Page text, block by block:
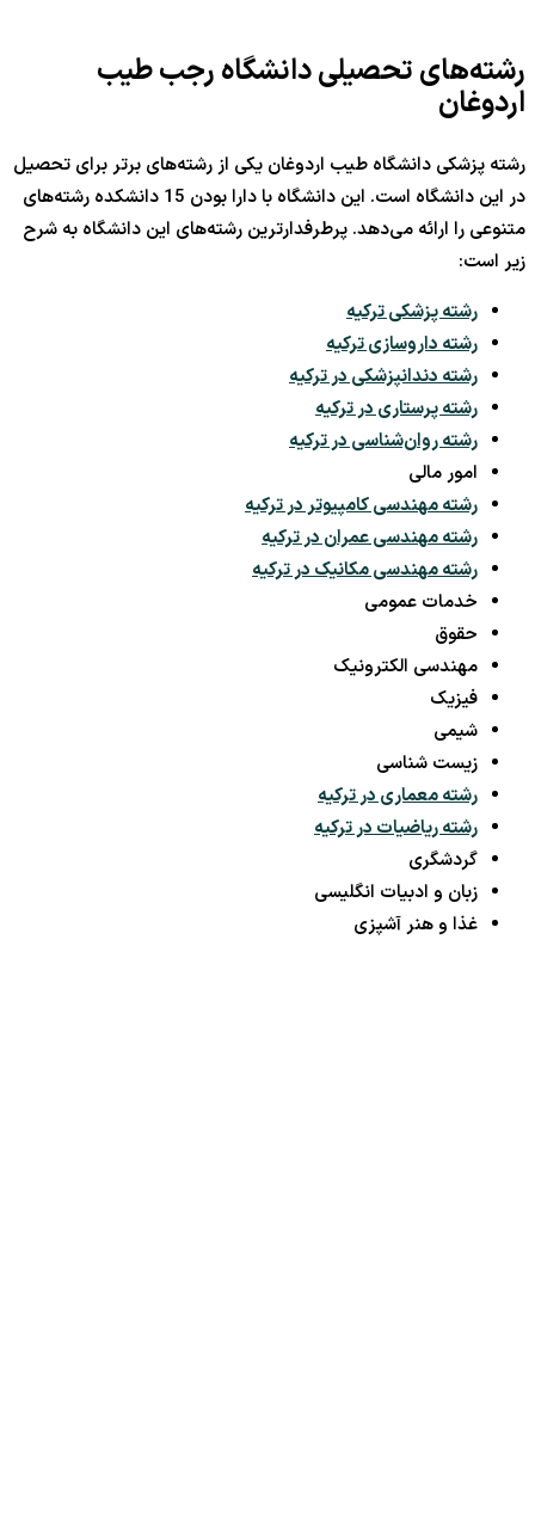
رشته‌های تحصیلی دانشگاه رجب طیب
اردوغان
رشته پزشکی دانشگاه طیب اردوغان یکی از رشته‌های برتر برای تحصیل
در این دانشگاه است. این دانشگاه با دارا بودن 15 دانشکده رشته‌های
متنوعی را ارائه می‌دهد. پرطرفدارترین رشته‌های این دانشگاه به شرح
زیر است:
رشته پزشکی ترکیه
رشته داروسازی ترکیه
رشته دندانپزشکی در ترکیه
رشته پرستاری در ترکیه
رشته روان‌شناسی در ترکیه
امور مالی
رشته مهندسی کامپیوتر در ترکیه
رشته مهندسی عمران در ترکیه
رشته مهندسی مکانیک در ترکیه
خدمات عمومی
حقوق
مهندسی الکترونیک
فیزیک
شیمی
زیست شناسی
رشته معماری در ترکیه
رشته ریاضیات در ترکیه
گردشگری
زبان و ادبیات انگلیسی
غذا و هنر آشپزی